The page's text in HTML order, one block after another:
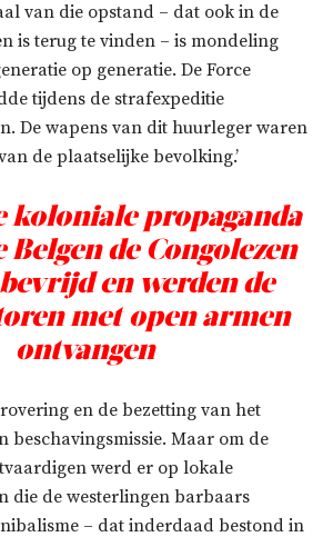
van die opstand – dat ook in de
is terug te vinden – is mondeling
op generatie. De Force
tijdens de strafexpeditie
De wapens van dit huurleger waren
de plaatselijke bevolking.’
koloniale propaganda
Belgen de Congolezen
en werden de
met open armen
ontvangen
en de bezetting van het
beschavingsmissie. Maar om de
werd er op lokale
die de westerlingen barbaars
– dat inderdaad bestond in